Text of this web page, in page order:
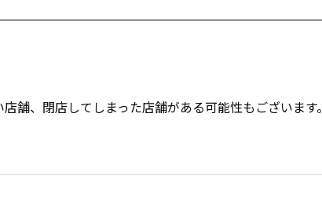
舗、閉店してしまった店舗がある可能性もございます。